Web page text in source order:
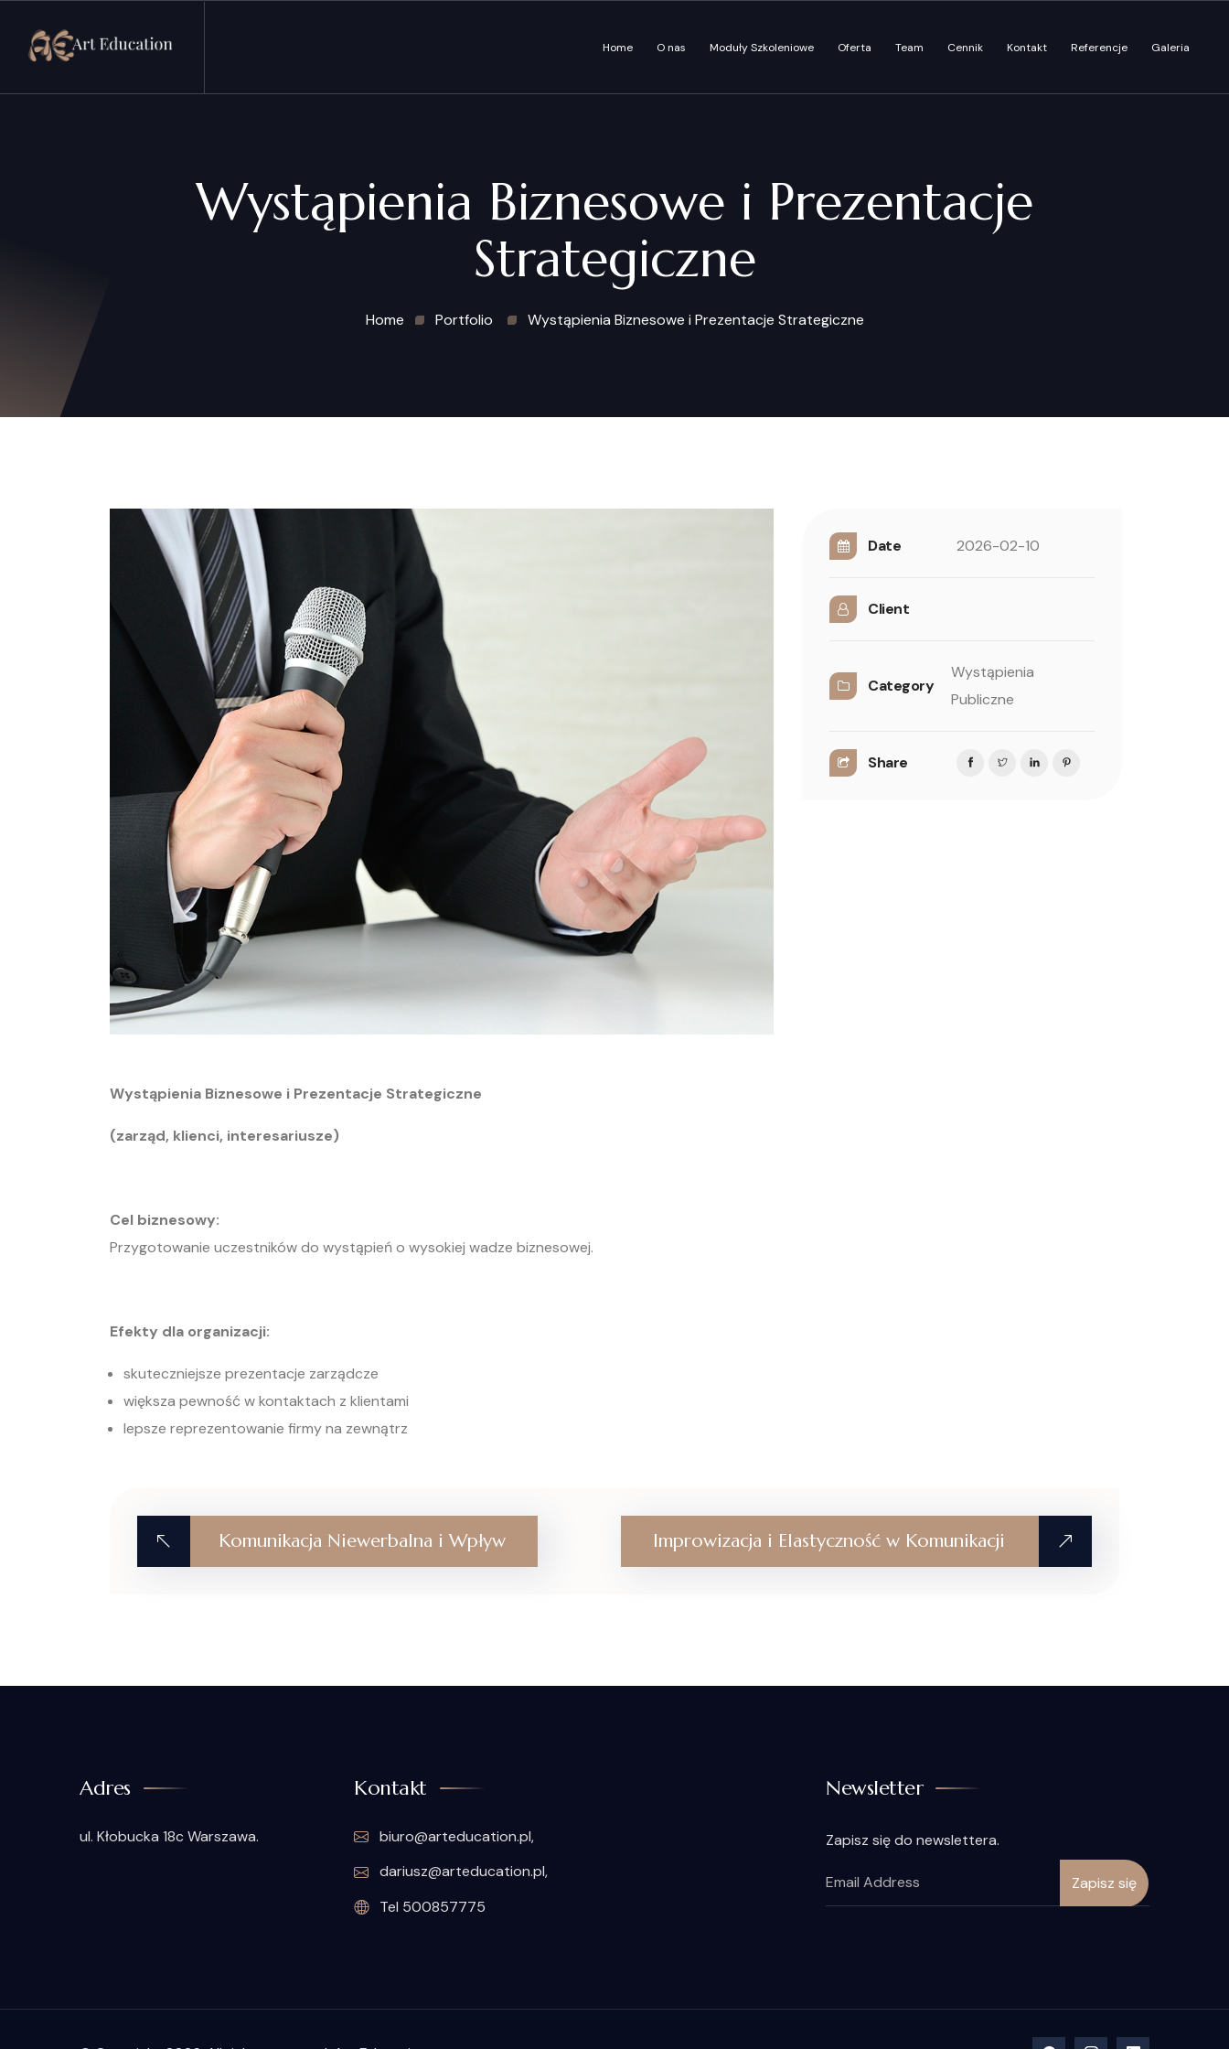
Arteducation.pl
Home O nas Moduły Szkoleniowe Oferta Team Cennik Kontakt Referencje Galeria
Wystąpienia Biznesowe i Prezentacje
Strategiczne
Home Portfolio Wystąpienia Biznesowe i Prezentacje Strategiczne
Wystąpienia Biznesowe i Prezentacje Strategiczne
(zarząd, klienci, interesariusze)
Cel biznesowy:
Przygotowanie uczestników do wystąpień o wysokiej wadze biznesowej.
Efekty dla organizacji:
skuteczniejsze prezentacje zarządcze
większa pewność w kontaktach z klientami
lepsze reprezentowanie firmy na zewnątrz
Komunikacja Niewerbalna i Wpływ Improwizacja i Elastyczność w Komunikacji
Date 2026-02-10
Client
Category
Wystąpienia
Publiczne
Share
Adres
ul. Kłobucka 18c Warszawa.
Kontakt
biuro@arteducation.pl,
dariusz@arteducation.pl,
Tel 500857775
Newsletter
Zapisz się do newslettera.